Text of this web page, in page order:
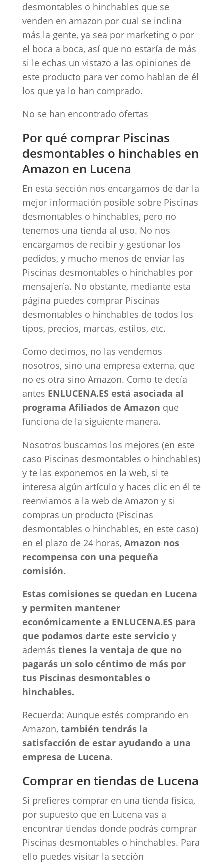
desmontables o hinchables que se
venden en amazon por cual se inclina
más la gente, ya sea por marketing o por
el boca a boca, así que no estaría de más
si le echas un vistazo a las opiniones de
este producto para ver como hablan de él
los que ya lo han comprado.
No se han encontrado ofertas
Por qué comprar Piscinas
desmontables o hinchables en
Amazon en Lucena
En esta sección nos encargamos de dar la
mejor información posible sobre Piscinas
desmontables o hinchables, pero no
tenemos una tienda al uso. No nos
encargamos de recibir y gestionar los
pedidos, y mucho menos de enviar las
Piscinas desmontables o hinchables por
mensajería. No obstante, mediante esta
página puedes comprar Piscinas
desmontables o hinchables de todos los
tipos, precios, marcas, estilos, etc.
Como decimos, no las vendemos
nosotros, sino una empresa externa, que
no es otra sino Amazon. Como te decía
antes ENLUCENA.ES está asociada al
programa Afiliados de Amazon que
funciona de la siguiente manera.
Nosotros buscamos los mejores (en este
caso Piscinas desmontables o hinchables)
y te las exponemos en la web, si te
interesa algún artículo y haces clic en él te
reenviamos a la web de Amazon y si
compras un producto (Piscinas
desmontables o hinchables, en este caso)
en el plazo de 24 horas, Amazon nos
recompensa con una pequeña
comisión.
Estas comisiones se quedan en Lucena
y permiten mantener
económicamente a ENLUCENA.ES para
que podamos darte este servicioy
además tienes la ventaja de que no
pagarás un solo céntimo de más por
tus Piscinas desmontables o
hinchables.
Recuerda: Aunque estés comprando en
Amazon, también tendrás la
satisfacción de estar ayudando a una
empresa de Lucena.
Comprar en tiendas de Lucena
Si prefieres comprar en una tienda física,
por supuesto que en Lucena vas a
encontrar tiendas donde podrás comprar
Piscinas desmontables o hinchables. Para
ello puedes visitar la sección